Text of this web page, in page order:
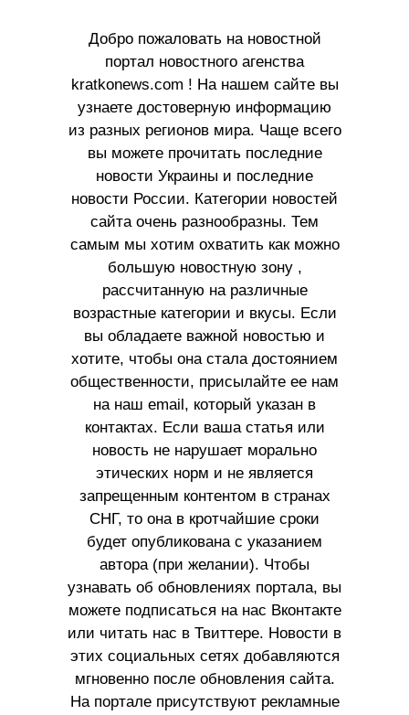
Добро пожаловать на новостной
портал новостного агенства
kratkonews.com ! На нашем сайте вы
узнаете достоверную информацию
из разных регионов мира. Чаще всего
вы можете прочитать последние
новости Украины и последние
новости России. Категории новостей
сайта очень разнообразны. Тем
самым мы хотим охватить как можно
большую новостную зону ,
рассчитанную на различные
возрастные категории и вкусы. Если
вы обладаете важной новостью и
хотите, чтобы она стала достоянием
общественности, присылайте ее нам
на наш email, который указан в
контактах. Если ваша статья или
новость не нарушает морально
этических норм и не является
запрещенным контентом в странах
СНГ, то она в кротчайшие сроки
будет опубликована с указанием
автора (при желании). Чтобы
узнавать об обновлениях портала, вы
можете подписаться на нас Вконтакте
или читать нас в Твиттере. Новости в
этих социальных сетях добавляются
мгновенно после обновления сайта.
На портале присутствуют рекламные